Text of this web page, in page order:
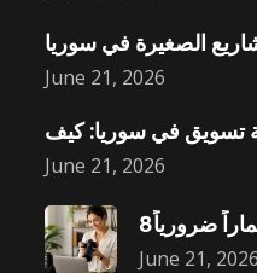
June 21, 2026
June 21, 2026
في سوريا: كيف
June 21, 2026